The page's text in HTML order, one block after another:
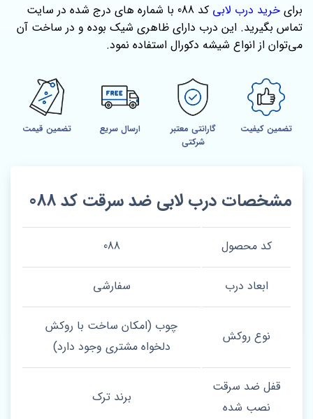
برای خرید درب لابی
کد 088 با شماره های درج شده در سایت
تماس بگیرید. این درب دارای ظاهری شیک بوده و در ساخت آن
می‌توان از انواع شیشه دکورال استفاده نمود.
تضمین کیفیت
گارانتی معتبر
شرکتی
ارسال سریع تضمین قیمت
مشخصات درب لابی ضد سرقت کد 088
کد محصول 088
ابعاد درب سفارشی
نوع روکش
چوب (امکان ساخت با روکش
دلخواه مشتری وجود دارد)
قفل ضد سرقت
نصب شده
برند ترک